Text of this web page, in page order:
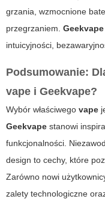
grzania, wzmocnione
przegrzaniem. Geekvape
intuicyjności,
Podsumowanie:
vape i Geekvape?
Wybór właściwego vape
Geekvape stanowi
funkcjonalności.
design to cechy, które
Zarówno nowi
zalety technologiczne